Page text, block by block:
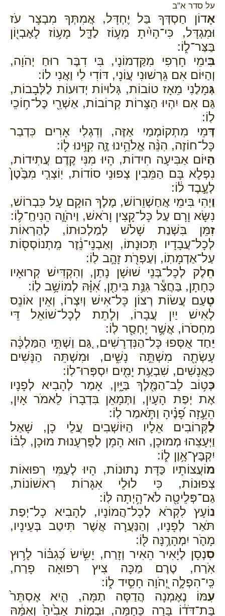
על סדר א"ב
אָדוֹן חַסְדְּךָ בַּל יֶחְדָּל, אֲמִתְּךָ מִבְצָר עֹז
וּמִגְדָּל, כִּי־הָיִ֨יתָ מָע֥וֹז לַדָּ֛ל מָע֥וֹז לָאֶבְי֖וֹן
בַּצַּר־ל֑וֹ:
בִּימֵי חָרְפִי מִקַּדְמוֹנָי, בִּי דִבֶּר רוּחַ יְהֹוָה,
וְהַיּוֹם אִם גֵּרְשׁוּנִי עֲוֹנָי, דּוֹדִי לִי וַאֲנִי לוֹ:
גְּמָלַנִי מֵאָז טוֹבוֹת, גְּלוּיוֹת יְדוּעוֹת לַלְּבָבוֹת,
גַּם אִם יִהְיוּ הַצָּרוֹת קְרוֹבוֹת, אַשְׁרֵ֖י כׇּל־ח֥וֹכֵי
לֽוֹ:
דְּמֵי מִתְקוֹמְמַי אַזֶּה, וְדִגְלִי אָרִים כִּדְבַר
כָּל־חוֹזֶה, הִנֵּ֨ה אֱלֹהֵ֥ינוּ זֶ֛ה קִוִּ֥ינוּ ל֖וֹ:
הַיּוֹם אַבִּיעָה חִידוֹת, הָיוּ מִנִּי קֶדֶם עֲתִידוֹת,
נִפְלָא בָּם הַמֵּבִין צְפוּנֵי סוֹדוֹת, יֽוֹצְרִ֤י מִבֶּ֙טֶן֙
לְעֶ֣בֶד ל֔וֹ:
וַיְהִי בִּימֵי אֲחַשְׁוֵרוֹשׁ, מֶלֶךְ הוּקָם עָל כִּבְרוֹשׁ,
נִשָּׂא וָרָם עַל כָּל־קָצִין וָרֹאשׁ, וַיהֹוָ֛ה הֵנִיחַֽ־ל֥וֹ:
זִמֵּן בִּשְׁנַת שָׁלֹשׁ לְמַלְכוּתוֹ, לְהַרְאוֹת
לְכָל־עֲבָדָיו תְּכוּנָתוֹ, וְאַבְנֵי־נֵ֔זֶר מִֽתְנוֹסְס֖וֹת
עַל־אַדְמָתֽוֹ, וְעַפְרֹ֖ת זָהָ֣ב לֽוֹ:
חֵלֶק לְכָל־בְּנֵי שׁוּשָׁן נָתַן, וְהִקְדִּישׁ קְרוּאָיו
כְּחָתָן, בַּחֲצַ֕ר גִּנַּ֥ת בִּיתַ֖ן, אִ֝וָּ֗הּ לְמוֹשָׁ֥ב לֽוֹ:
טָעַם עֲשׂוֹת רְצוֹן כָּל־אִישׁ וְיִצְרוֹ, וְאֵין אוֹנֵס
לְאִישׁ יַיִן עֲבָרוֹ, וְלָתֵת לְכָל־שׁוֹאֵל דֵּי
מַחְסֹרוֹ, אֲשֶׁ֥ר יֶחְסַ֖ר לֽוֹ:
יַחַד אֻסְּפוּ כָּל־הַנִּדְרָשִׁים, גַּ֚ם וַשְׁתִּ֣י הַמַּלְכָּ֔ה
עָשְׂתָ֖ה מִשְׁתֵּ֣ה נָשִׁ֑ים, וּמִשְׁתֵּה הַנָּשִׁים
כַּאֲנָשִׁים, שִׁבְעַ֥ת יָמִ֖ים יִסְפְּרוּ־לֽוֹ:
כְּט֥וֹב לֵב־הַמֶּ֖לֶךְ בַּיָּ֑יִן, אָמַר לְהָבִיא לְפָנָיו
אֶת יְפַת הָעָיִן, וַתְּמָאֵן בִּדְבָרוֹ לֵאמֹר אָיִן,
הֵעֵ֥זָה פָ֝נֶ֗יהָ וַתֹּ֣אמַר לֽוֹ:
לַקְּרוֹבִים אֵלָיו הַיּוֹשְׁבִים עֲלֵי כָן, שָׁאַל
וַיְּעָצֵהוּ מְמוּכָן, הוּא הָמָן לַפֻּרְעָנוּת מוּכָן, לִבּ֗וֹ
יִקְבׇּץ־אָ֥וֶן ל֑וֹ:
מוֹעֲצוֹתָיו כַּדָּת נְתוּנוֹת, הָיוּ לְעַמִּי רְפוּאוֹת
צְפוּנוֹת, כִּי לוּלֵי אִגָּרוֹת רִאשׁוֹנוֹת,
גַם־פְּלֵיטָ֖ה לֹא־הָ֥יְתָה לּֽוֹ:
נוֹעָץ לִקְרֹא לְכָל־הֲמוֹנָיו, לְהָבִיא כָל־יְפַת
תֹּאַר לְפָנָיו, וְהַנַּעֲרָה אֲשֶׁר תִּיטַב בְּעֵינָיו,
מָהֹ֛ר יִמְהָרֶ֥נָּה לּ֖וֹ:
סִנְסָן לְיָאִיר הֵאִיר וְזָרַח, יָשִׂ֥ישׂ כְּ֝גִבּ֗וֹר לָר֥וּץ
אֹֽרַח, טֶרֶם מַכָּה צִיץ רְפוּאָה פָרַח,
כִּֽי־הִפְלָ֣ה יְ֭הֹוָה חָסִ֣יד ל֑וֹ:
עִמּוֹ נֶאֶמְנָה הֲדַסָּה תַמָּה, הִ֤יא אֶסְתֵּר֙
בַּת־דֹּד֔וֹ בָּרָה כַּחַמָּה, וּבְמ֤וֹת אָבִ֙יהָ֙ וְאִמָּ֔הּ